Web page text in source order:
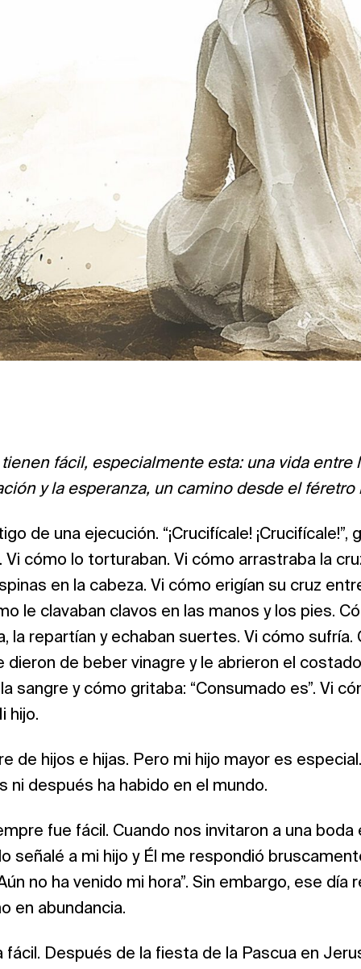
fácil, especialmente esta: una vida entre
y la esperanza, un camino desde el féretro
de una ejecución. “¡Crucifícale! ¡Crucifícale!”,
Vi cómo lo torturaban. Vi cómo arrastraba la
en la cabeza. Vi cómo erigían su cruz
le clavaban clavos en las manos y los pies.
la repartían y echaban suertes. Vi cómo sufría.
dieron de beber vinagre y le abrieron el
sangre y cómo gritaba: “Consumado es”. Vi
hijo.
de hijos e hijas. Pero mi hijo mayor es
ni después ha habido en el mundo.
fue fácil. Cuando nos invitaron a una boda
señalé a mi hijo y Él me respondió
no ha venido mi hora”. Sin embargo, ese día
en abundancia.
fácil. Después de la fiesta de la Pascua en